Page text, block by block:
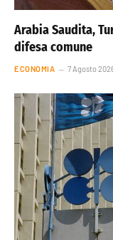
Arabia Saudita,
difesa comune
ECONOMIA 7 Agosto